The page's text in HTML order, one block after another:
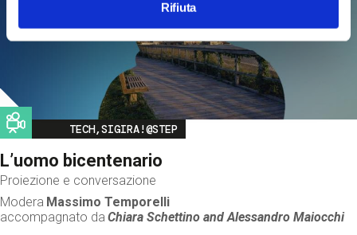
Rifiuta
Image
TECH,SIGIRA!@STEP
L’uomo bicentenario
Proiezione e conversazione
Modera Massimo Temporelli
accompagnato da Chiara Schettino andAlessandro Maiocchi